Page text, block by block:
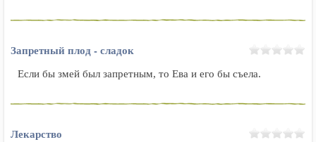
Запретный плод - сладок
Если бы змей был запретным, то Ева и его бы съела.
Лекарство